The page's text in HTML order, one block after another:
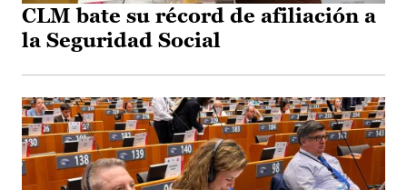
CLM bate su récord de afiliación a
la Seguridad Social